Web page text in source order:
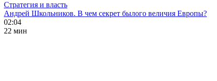
Стратегия и власть
Андрей Школьников. В чем секрет былого величия Европы?
02:04
22 мин